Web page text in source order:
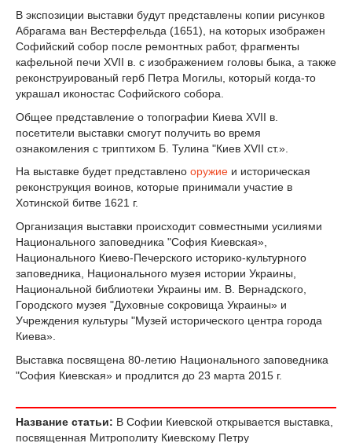
В экспозиции выставки будут представлены копии рисунков
Абрагама ван Вестерфельда (1651), на которых изображен
Софийский собор после ремонтных работ, фрагменты
кафельной печи XVII в. с изображением головы быка, а также
реконструированый герб Петра Могилы, который когда-то
украшал иконостас Софийского собора.
Общее представление о топографии Киева XVII в.
посетители выставки смогут получить во время
ознакомления с триптихом Б. Тулина "Киев XVII ст.».
На выставке будет представлено оружие и историческая
реконструкция воинов, которые принимали участие в
Хотинской битве 1621 г.
Организация выставки происходит совместными усилиями
Национального заповедника "София Киевская»,
Национального Киево-Печерского историко-культурного
заповедника, Национального музея истории Украины,
Национальной библиотеки Украины им. В. Вернадского,
Городского музея "Духовные сокровища Украины» и
Учреждения культуры "Музей исторического центра города
Киева».
Выставка посвящена 80-летию Национального заповедника
"София Киевская» и продлится до 23 марта 2015 г.
Название статьи: В Софии Киевской открывается выставка,
посвященная Митрополиту Киевскому Петру